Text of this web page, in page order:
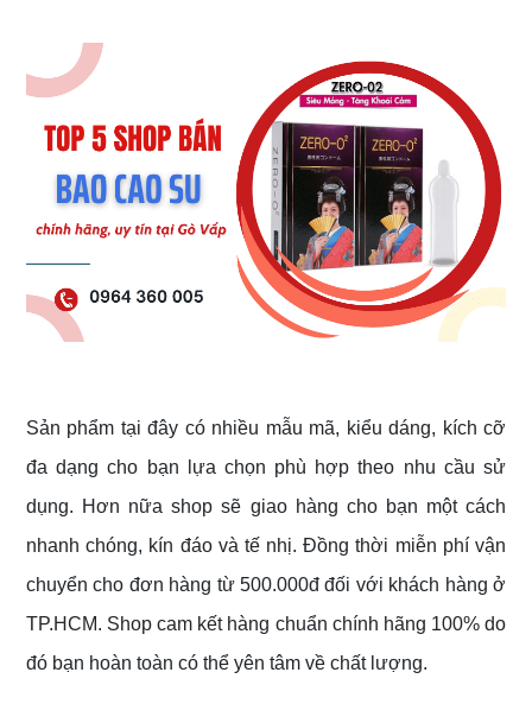
Sản phẩm tại đây có nhiều mẫu mã, kiểu dáng, kích cỡ
đa dạng cho bạn lựa chọn phù hợp theo nhu cầu sử
dụng. Hơn nữa shop sẽ giao hàng cho bạn một cách
nhanh chóng, kín đáo và tế nhị. Đồng thời miễn phí vận
chuyển cho đơn hàng từ 500.000đ đối với khách hàng ở
TP.HCM. Shop cam kết hàng chuẩn chính hãng 100% do
đó bạn hoàn toàn có thể yên tâm về chất lượng.